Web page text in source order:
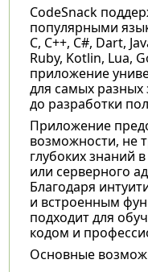
CodeSnack
популярными
C, C++, C#, Dart,
Ruby, Kotlin, Lua,
приложение
для самых разных
до разработки
Приложение
возможности, не
глубоких знаний
или серверного
Благодаря
и встроенным
подходит для
кодом и
Основные